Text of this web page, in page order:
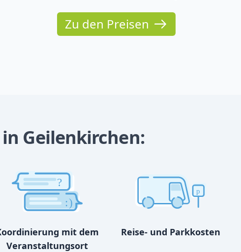
Zu den Preisen
Geilenkirchen:
?
:)
mit dem
Veranstaltungsort
p
Reise- und Parkkosten